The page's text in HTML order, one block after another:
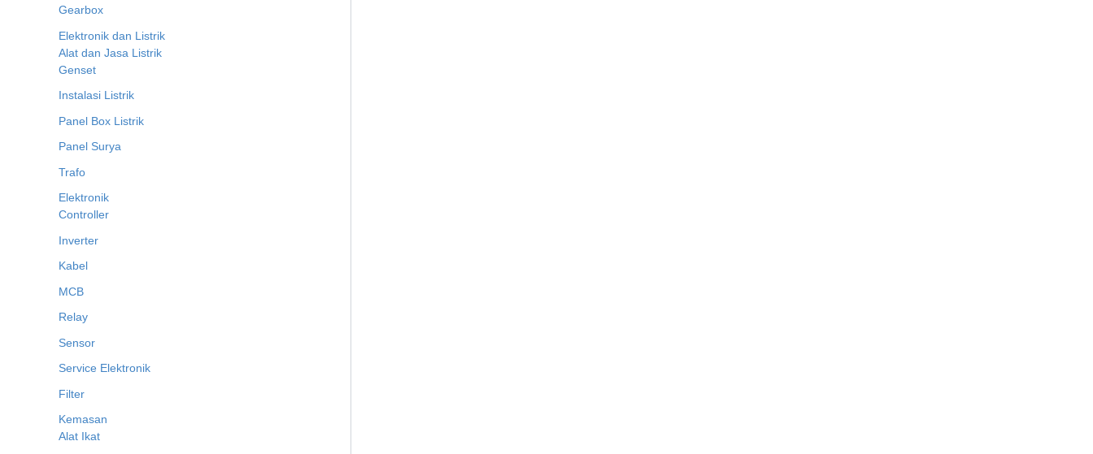
Gearbox
Elektronik dan Listrik
Alat dan Jasa Listrik
Genset
Instalasi Listrik
Panel Box Listrik
Panel Surya
Trafo
Elektronik
Controller
Inverter
Kabel
MCB
Relay
Sensor
Service Elektronik
Filter
Kemasan
Alat Ikat